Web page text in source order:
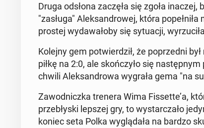
Druga odsłona zaczęła się zgoła
"zasługa" Alek­san­dro­wej, która
prostej wy­da­wa­ło­by się sy­tu­acji,
Kolejny gem po­twier­dził, że po­przed­ni
piłkę na 2:0, ale skoń­czy­ło się
chwili Alek­san­dro­wa wygrała gema "na
Za­wod­nicz­ka trenera Wima Fis­set­te’a,
prze­bły­ski lepszej gry, to wy­star­cza­ło
koniec seta Polka wy­glą­da­ła na bardzo